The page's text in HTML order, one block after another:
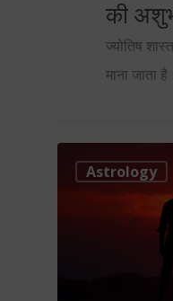
की
ज्योतिष
माना जाता
Astrology1